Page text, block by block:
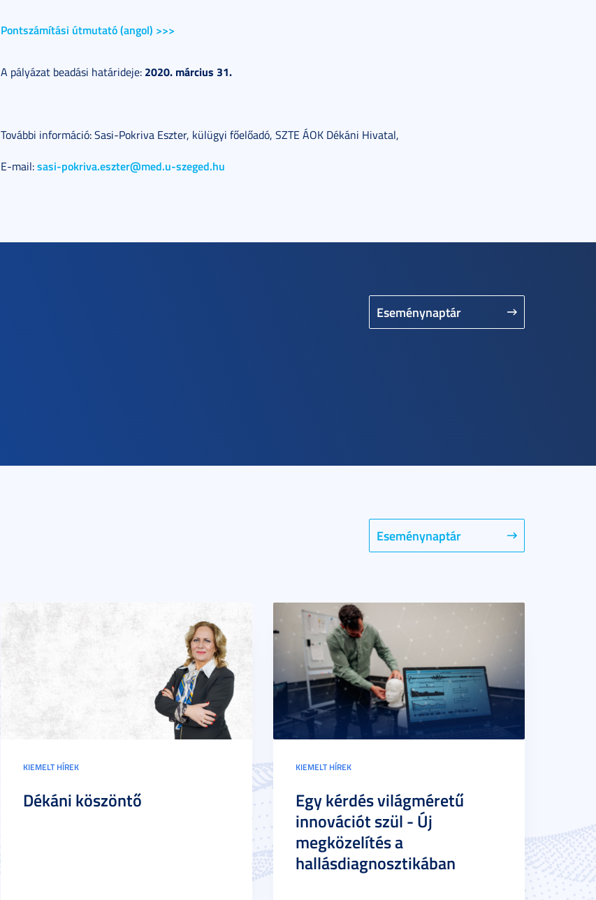
Pontszámítási útmutató (angol) >>>
A pályázat beadási határideje: 2020. március 31.
További információ: Sasi-Pokriva Eszter, külügyi főelőadó, SZTE ÁOK Dékáni Hivatal,
E-mail:sasi-pokriva.eszter@med.u-szeged.hu
Eseménynaptár
Eseménynaptár
KIEMELT HÍREK
Dékáni köszöntő
KIEMELT HÍREK
Egy kérdés világméretű
innovációt szül - Új
megközelítés a
hallásdiagnosztikában